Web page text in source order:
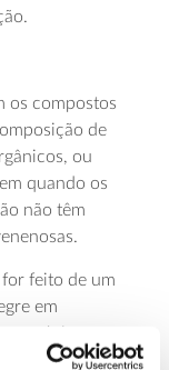
os compostos
de
ou
quando os
não têm
feito de um
em
e
causar